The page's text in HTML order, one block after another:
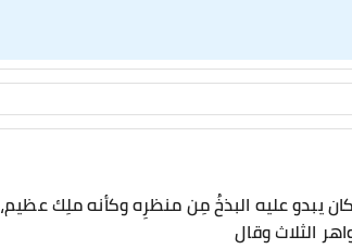
يبدو عليه البذخُ مِن منظرِه وكأنه ملِك عظيم،
الثلاث وقال